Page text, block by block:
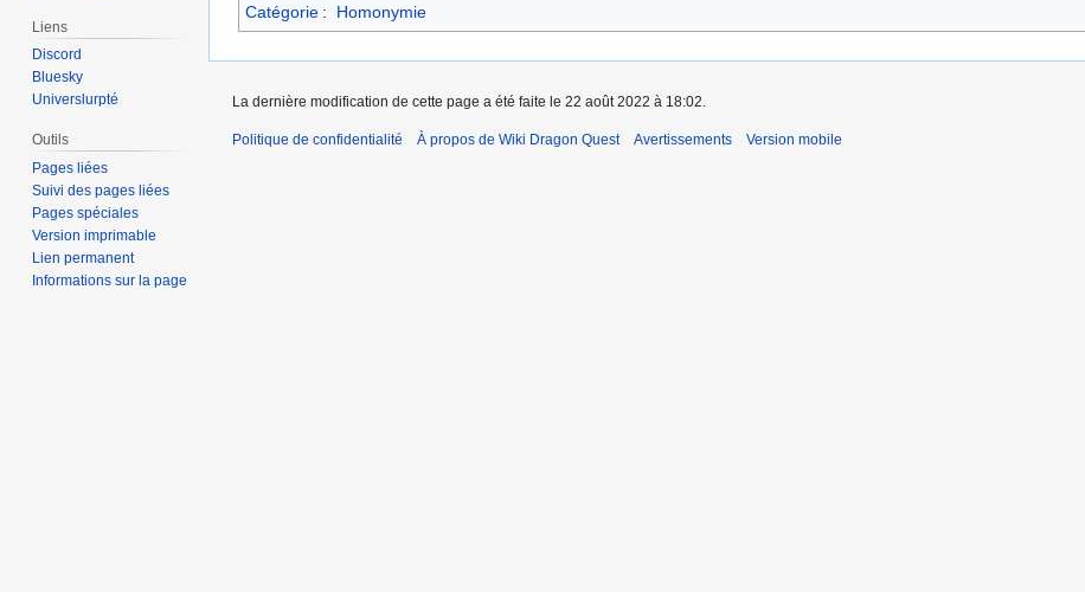
Catégorie : Homonymie
Liens
Discord
Bluesky
Universlurpté
Outils
Pages liées
Suivi des pages liées
Pages spéciales
Version imprimable
Lien permanent
Informations sur la page
La dernière modification de cette page a été faite le 22 août 2022 à 18:02.
Politique de confidentialité À propos de Wiki Dragon Quest Avertissements Version mobile